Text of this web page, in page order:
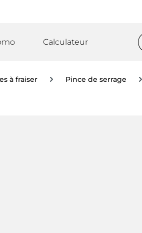
Calculateur
à fraiser Pince de serrage